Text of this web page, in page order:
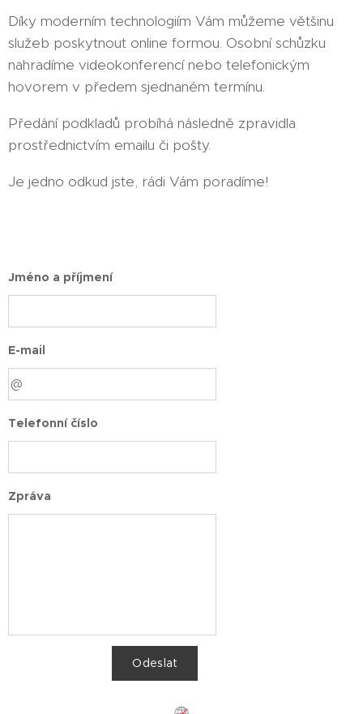
Díky moderním technologiím Vám můžeme většinu
služeb poskytnout online formou. Osobní schůzku
nahradíme videokonferencí nebo telefonickým
hovorem v předem sjednaném termínu.
Předání podkladů probíhá následně zpravidla
prostřednictvím emailu či pošty.
Je jedno odkud jste, rádi Vám poradíme!
Jméno a příjmení
E-mail
Telefonní číslo
Zpráva
Odeslat